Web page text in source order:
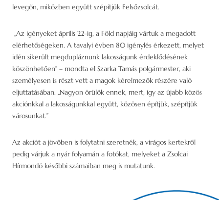
levegőn, miközben együtt szépítjük Felsőzsolcát.
„Az igényeket április 22-ig, a Föld napjáig vártuk a megadott
elérhetőségeken. A tavalyi évben 80 igénylés érkezett, melyet
idén sikerült megdupláznunk lakosságunk érdeklődésének
köszönhetően” – mondta el Szarka Tamás polgármester, aki
személyesen is részt vett a magok kérelmezők részére való
eljuttatásában. „Nagyon örülök ennek, mert, így az újabb közös
akciónkkal a lakosságunkkal együtt, közösen építjük, szépítjük
városunkat.”
Az akciót a jövőben is folytatni szeretnék, a virágos kertekről
pedig várjuk a nyár folyamán a fotókat, melyeket a Zsolcai
Hírmondó későbbi számaiban meg is mutatunk.